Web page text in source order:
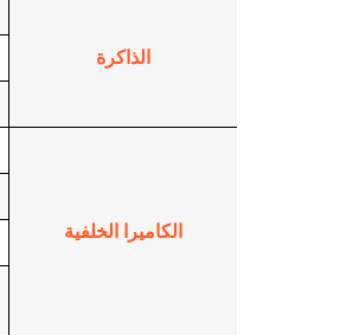
الذاكرة
الكاميرا الخلفية